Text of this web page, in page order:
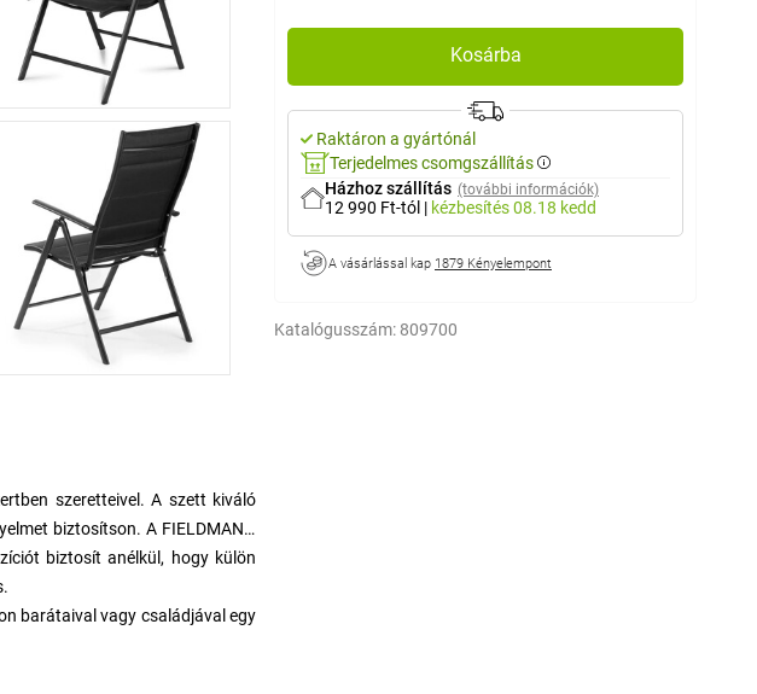
Kosárba
Raktáron a gyártónál
Terjedelmes csomgszállítás
Házhoz szállítás (további információk)
12 990 Ft-tól | kézbesítés08.18 kedd
A vásárlással kap 1879 Kényelempont
Katalógusszám: 809700
szeretteivel. A szett kiváló
biztosítson. A FIELDMANN
biztosít anélkül, hogy külön
barátaival vagy családjával egy